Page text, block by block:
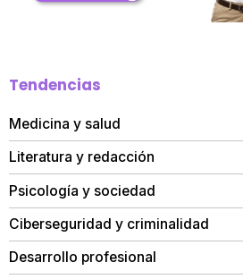
Tendencias
Medicina y salud
Literatura y redacción
Psicología y sociedad
Ciberseguridad y criminalidad
Desarrollo profesional